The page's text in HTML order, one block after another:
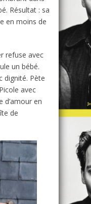
Résultat : sa
en moins de
refuse avec
un bébé.
dignité. Pète
avec
d’amour en
de